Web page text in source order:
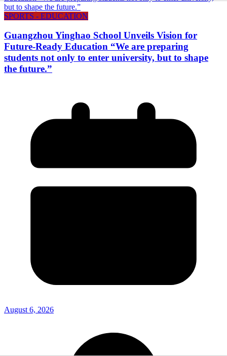
SPORTS - EDUCATION
Guangzhou Yinghao School Unveils Vision for
Future-Ready Education “We are preparing
students not only to enter university, but to shape
the future.”
August 6, 2026